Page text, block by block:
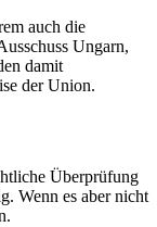
auch die
Ungarn,
damit
der Union.
Überprüfung
Wenn es aber nicht